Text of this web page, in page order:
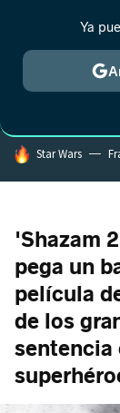
MENÚ
HOY SE HABLA
Star Wars
'Shazam
pega un
película
de los
sentencia
Ya